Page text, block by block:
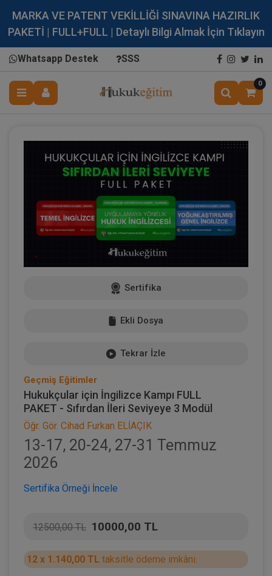
MARKA VE PATENT VEKİLLİĞİ SINAVINA HAZIRLIK
PAKETİ | FULL+FULL | Detaylı Bilgi Almak İçin Tıklayın
Whatsapp Destek SSS
0
Sertifika
Ekli Dosya
Tekrar İzle
Geçmiş Eğitimler
Hukukçular için İngilizce Kampı FULL
PAKET - Sıfırdan İleri Seviyeye 3 Modül
Öğr. Gör. Cihad Furkan ELİAÇIK
13-17, 20-24, 27-31 Temmuz
2026
Sertifika Örneği İncele
12500,00 TL 10000,00 TL
12 x 1.140,00 TL taksitle ödeme imkânı.